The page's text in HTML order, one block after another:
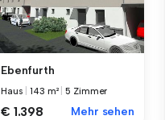
Ebenfurth
Haus |143 m² |5 Zimmer
€ 1.398 Mehr sehen